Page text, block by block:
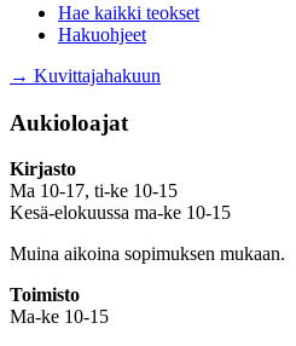
Hae kaikki teokset
Hakuohjeet
→ Kuvittajahakuun
Aukioloajat
Kirjasto
Ma 10-17, ti-ke 10-15
Kesä-elokuussa ma-ke 10-15
Muina aikoina sopimuksen mukaan.
Toimisto
Ma-ke 10-15